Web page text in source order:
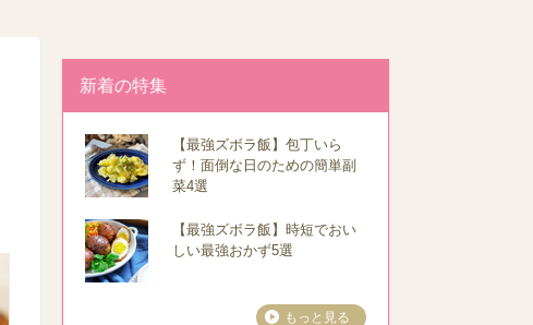
新着の特集
【最強ズボラ飯】包丁いら
ず！面倒な日のための簡単副
菜4選
【最強ズボラ飯】時短でおい
しい最強おかず5選
もっと見る